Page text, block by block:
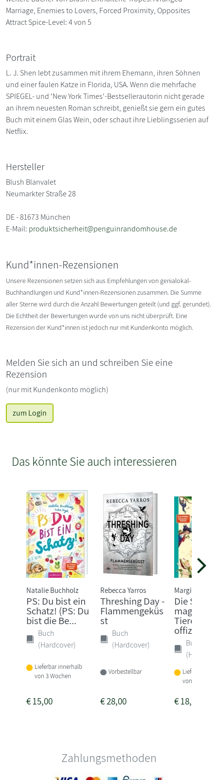
Marriage, Enemies to Lovers, Forced Proximity, Opposites
Attract Spice-Level: 4 von 5
Portrait
L. J. Shen lebt zusammen mit ihrem Ehemann, ihren Söhnen
und einer faulen Katze in Florida, USA. Wenn die mehrfache
SPIEGEL- und 'New York Times'-Bestsellerautorin nicht gerade
an ihrem neuesten Roman schreibt, genießt sie gern ein gutes
Buch mit einem Glas Wein, oder schaut ihre Lieblingsserien auf
Netflix.
Hersteller
Blush Blanvalet
Neumarkter Straße 28
DE - 81673 München
E-Mail: produktsicherheit@penguinrandomhouse.de
Kund*innen-Rezensionen
Unsere Rezensionen setzen sich aus Empfehlungen von genialokal-
Buchhandlungen und Kund*innen-Rezensionen zusammen. Die Summe
aller Sterne wird durch die Anzahl Bewertungen geteilt (und ggf. gerundet).
Die Echtheit der Bewertungen wurde von uns nicht überprüft. Eine
Rezension der Kund*innen ist jedoch nur mit Kundenkonto möglich.
Melden Sie sich an und schreiben Sie eine
Rezension
(nur mit Kundenkonto möglich)
zum Login
Das könnte Sie auch interessieren
Natalie Buchholz
PS: Du bist ein
Schatz! (PS: Du
bist die Be...
Buch
(Hardcover)
Lieferbar innerhalb
von 3 Wochen
€15,00
Rebecca Yarros
Threshing Day -
Flammengeküs
st
Buch
(Hardcover)
Vorbestellbar
€28,00
Margit Auer
Die
Tiere - Das
offizi...
Buch
Lieferbar
von 3-4
€18,00
Zahlungsmethoden